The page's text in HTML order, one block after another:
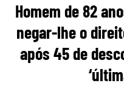
Homem de 82
negar-lhe o
após 45 de